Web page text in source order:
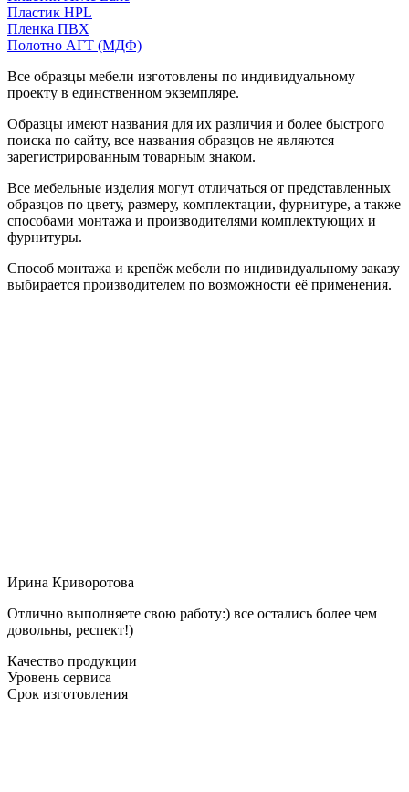
Пластик HPL
Пленка ПВХ
Полотно АГТ (МДФ)
Все образцы мебели изготовлены по индивидуальному
проекту в единственном экземпляре.
Образцы имеют названия для их различия и более быстрого
поиска по сайту, все названия образцов не являются
зарегистрированным товарным знаком.
Все мебельные изделия могут отличаться от представленных
образцов по цвету, размеру, комплектации, фурнитуре, а также
способами монтажа и производителями комплектующих и
фурнитуры.
Способ монтажа и крепёж мебели по индивидуальному заказу
выбирается производителем по возможности её применения.
Ирина Криворотова
Отлично выполняете свою работу:) все остались более чем
довольны, респект!)
Качество продукции
Уровень сервиса
Срок изготовления